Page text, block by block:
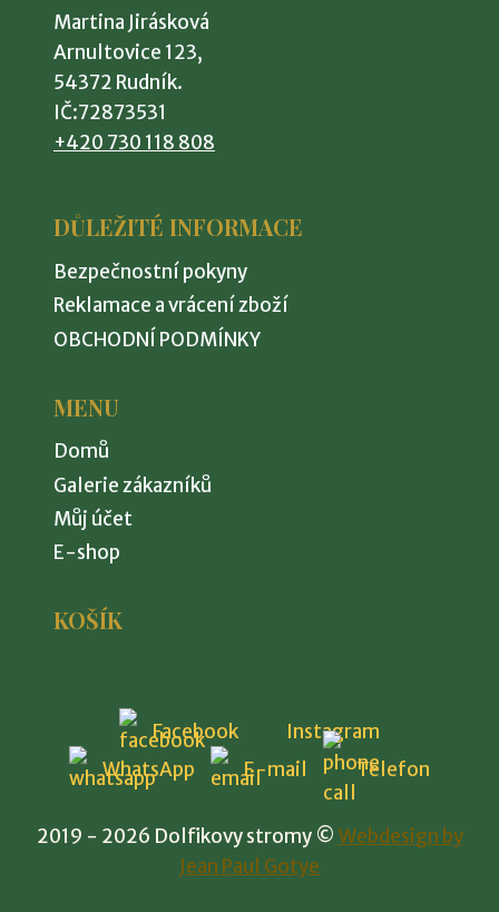
vybrat
stránce
produktu
Martina Jirásková
Arnultovice 123,
54372 Rudník.
IČ:72873531
+420 730 118 808
DŮLEŽITÉ INFORMACE
Bezpečnostní pokyny
Reklamace a vrácení zboží
OBCHODNÍ PODMÍNKY
MENU
Domů
Galerie zákazníků
Můj účet
E-shop
KOŠÍK
Facebook
Instagram
WhatsApp
E-mail Telefon
2019 - 2026 Dolfikovy stromy © Webdesign by
Jean Paul Gotye